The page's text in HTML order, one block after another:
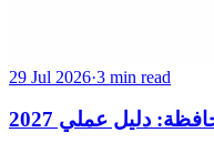
29 Jul 2026·3 min read
دليل عملي 2027